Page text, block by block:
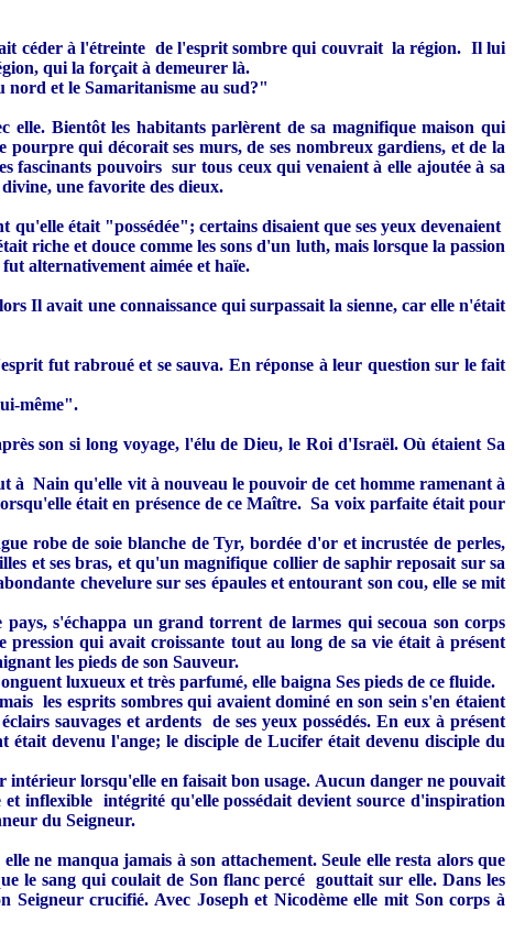
céder à l'étreinte de l'esprit sombre qui couvrait la région. Il lui
qui la forçait à demeurer là.
nord et le Samaritanisme au sud?"
Bientôt les habitants parlèrent de sa magnifique maison qui
qui décorait ses murs, de ses nombreux gardiens, et de la
fascinants pouvoirs sur tous ceux qui venaient à elle ajoutée à sa
une favorite des dieux.
qu'elle était "possédée"; certains disaient que ses yeux devenaient
riche et douce comme les sons d'un luth, mais lorsque la passion
alternativement aimée et haïe.
Il avait une connaissance qui surpassait la sienne, car elle n'était
fut rabroué et se sauva. En réponse à leur question sur le fait
même".
son si long voyage, l'élu de Dieu, le Roi d'Israël. Où étaient Sa
à Nain qu'elle vit à nouveau le pouvoir de cet homme ramenant à
était en présence de ce Maître. Sa voix parfaite était pour
robe de soie blanche de Tyr, bordée d'or et incrustée de perles,
et ses bras, et qu'un magnifique collier de saphir reposait sur sa
chevelure sur ses épaules et entourant son cou, elle se mit
s'échappa un grand torrent de larmes qui secoua son corps
qui avait croissante tout au long de sa vie était à présent
les pieds de son Sauveur.
luxueux et très parfumé, elle baigna Ses pieds de ce fluide.
les esprits sombres qui avaient dominé en son sein s'en étaient
sauvages et ardents de ses yeux possédés. En eux à présent
devenu l'ange; le disciple de Lucifer était devenu disciple du
lorsqu'elle en faisait bon usage. Aucun danger ne pouvait
inflexible intégrité qu'elle possédait devient source d'inspiration
du Seigneur.
ne manqua jamais à son attachement. Seule elle resta alors que
le sang qui coulait de Son flanc percé gouttait sur elle. Dans les
crucifié. Avec Joseph et Nicodème elle mit Son corps à